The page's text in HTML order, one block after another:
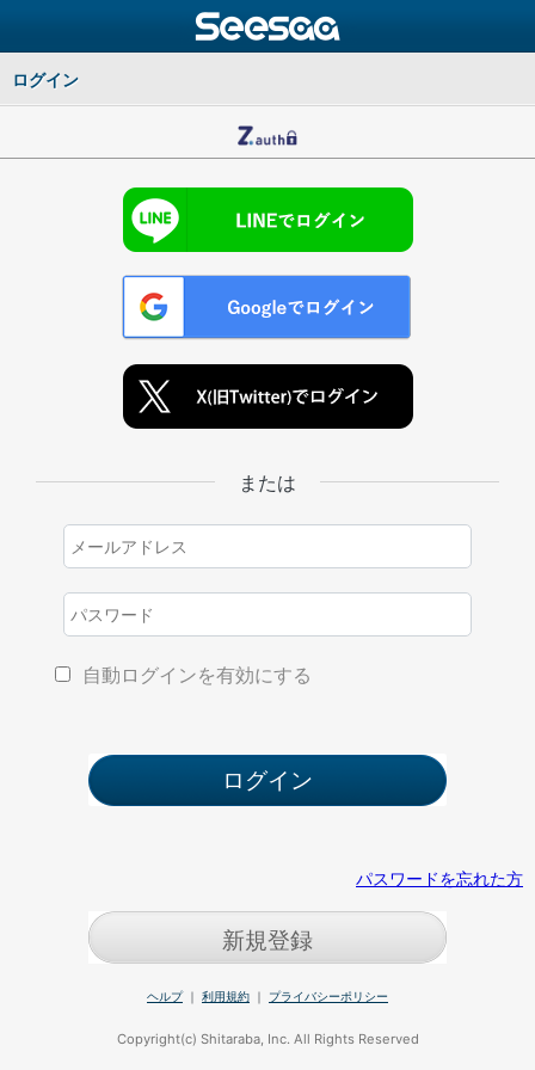
ログイン
または
自動ログインを有効にする
パスワードを忘れた方
新規登録
ヘルプ｜ 利用規約 ｜ プライバシーポリシー
Copyright(c) Shitaraba, Inc. All Rights Reserved